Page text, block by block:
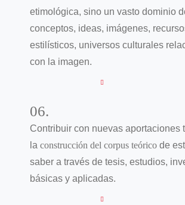
etimológica, sino un vasto dominio
conceptos, ideas, imágenes,
estilísticos, universos culturales
con la imagen.
06.
Contribuir con nuevas aportaciones
la construcción del corpus teórico de
saber a través de tesis, estudios,
básicas y aplicadas.